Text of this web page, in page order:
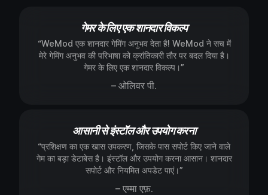
गेमर के लिए एक शानदार विकल्प
“WeMod एक शानदार गेमिंग अनुभव देता है! WeMod ने सच में
मेरे गेमिंग अनुभव की परिभाषा को क्रांतिकारी तौर पर बदल दिया है।
गेमर के लिए एक शानदार विकल्प।”
– ओलिवर पी.
आसानी से इंस्टॉल और उपयोग करना
“प्रशिक्षण का एक खास उपकरण, जिसके पास सपोर्ट किए जाने वाले
गेम का बड़ा डेटाबेस है। इंस्टॉल और उपयोग करना आसान। शानदार
सपोर्ट और नियमित अपडेट पाएं।”
– एम्मा एफ़.